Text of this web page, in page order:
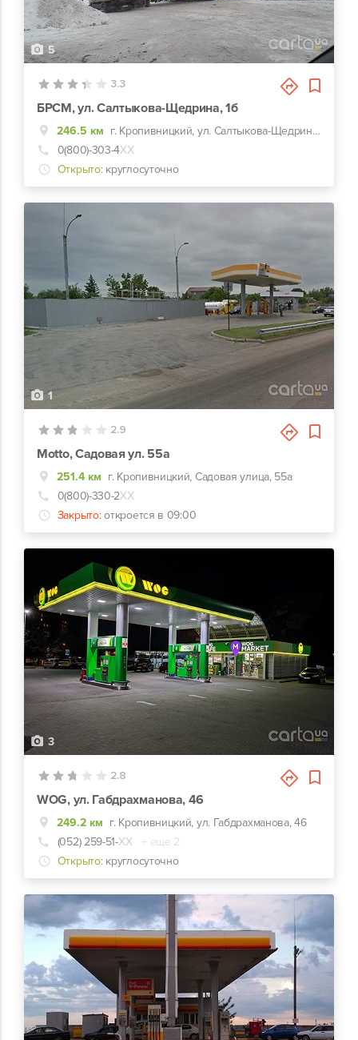
5
3.3
БРСМ, ул. Салтыкова-Щедрина, 1б
246.5 км
г. Кропивницкий, ул. Салтыкова-Щедрина, 1б
0(800)-303-4ХХ
Открыто: круглосуточно
1
2.9
Motto, Садовая ул. 55а
251.4 км г. Кропивницкий, Садовая улица, 55а
0(800)-330-2ХХ
Закрыто: откроется в 09:00
3
2.8
WOG, ул. Габдрахманова, 46
249.2 км г. Кропивницкий, ул. Габдрахманова, 46
(052) 259-51-ХХ
+ еще 2
Открыто: круглосуточно